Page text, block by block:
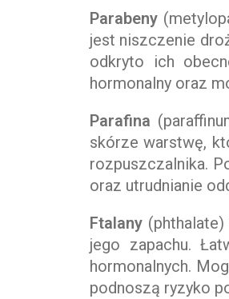
Parabeny
jest niszczenie
odkryto ich
hormonalny oraz
Parafina
skórze warstwę,
rozpuszczalnika.
oraz utrudnianie
Ftalany
jego zapachu.
hormonalnych.
podnoszą ryzyko